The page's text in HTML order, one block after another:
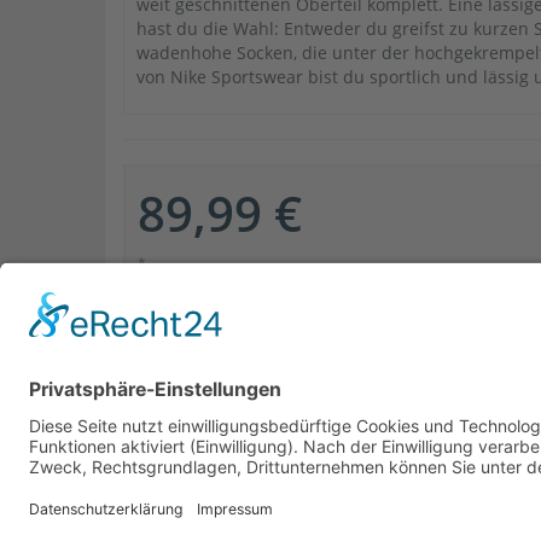
hast du die Wahl: Entweder du greifst zu kurzen
wadenhohe Socken, die unter der
von Nike Sportswear bist du sportlich und lässig
89,99 €
*